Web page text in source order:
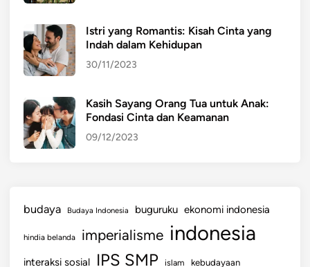
Istri yang Romantis: Kisah Cinta yang
Indah dalam Kehidupan
30/11/2023
Kasih Sayang Orang Tua untuk Anak:
Fondasi Cinta dan Keamanan
09/12/2023
budaya Budaya Indonesia buguruku ekonomi indonesia
hindia belanda imperialisme indonesia
interaksi sosial IPS SMP islam kebudayaan